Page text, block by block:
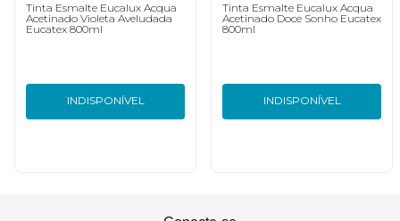
Tinta Esmalte Eucalux Acqua
Acetinado Violeta Aveludada
Eucatex 800ml
INDISPONÍVEL
Tinta Esmalte Eucalux Acqua
Acetinado Doce Sonho Eucatex
800ml
INDISPONÍVEL